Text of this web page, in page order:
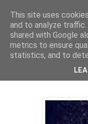
Cealalta
marți, decembrie 11, 2018
This site uses
and to analyze traffic.
shared with Google
metrics to ensure
statistics, and to